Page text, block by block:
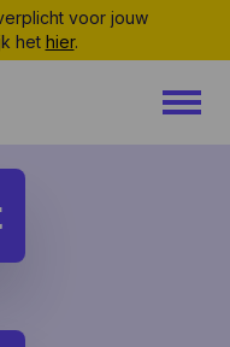
voor jouw
het hier.